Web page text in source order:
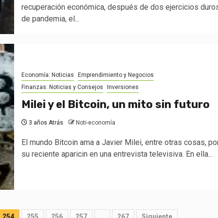
recuperación económica, después de dos ejercicios
de pandemia, el...
Economía: Noticias
Emprendimiento y Negocios
Finanzas: Noticias y Consejos
Inversiones
Milei y el Bitcoin, un mito sin futuro
3 años Atrás Noti-economía
El mundo Bitcoin ama a Javier Milei, entre otras cosas,
su reciente aparicin en una entrevista televisiva. En ella...